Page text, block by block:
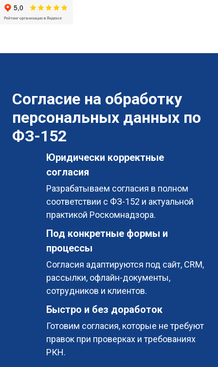
Согласие на обработку
персональных данных по
ФЗ-152
Юридически корректные
согласия
Разрабатываем согласия в полном
соответствии с ФЗ-152 и актуальной
практикой Роскомнадзора.
Под конкретные формы и
процессы
Согласия адаптируются под сайт, CRM,
рассылки, офлайн-документы,
сотрудников и клиентов.
Быстро и без доработок
Готовим согласия, которые не требуют
правок при проверках и требованиях
РКН.